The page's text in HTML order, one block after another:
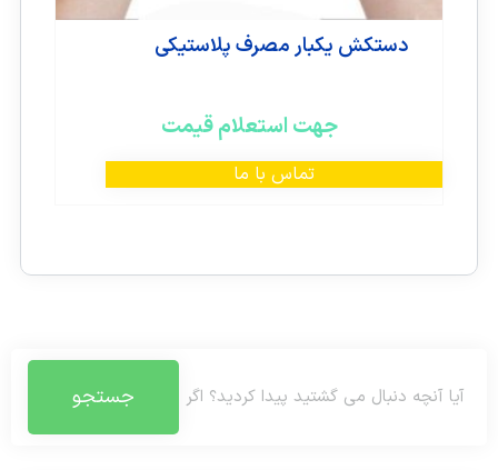
دستکش یکبار مصرف پلاستیکی
جهت استعلام قیمت
تماس با ما
جستجو